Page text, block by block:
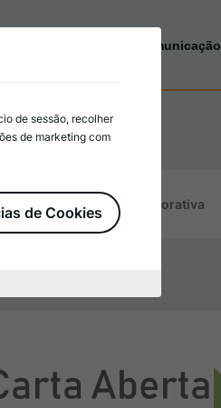
Comunicação
Identidade Corporativa
de sessão, recolher
de marketing com
de Cookies